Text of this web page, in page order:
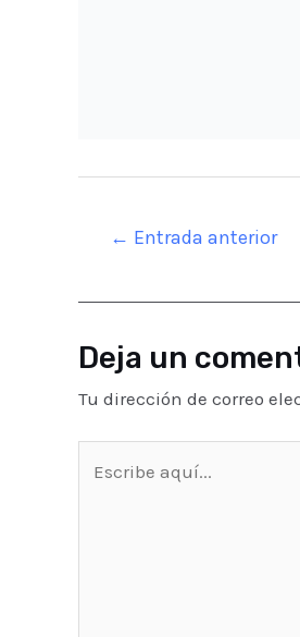
Navegación
← Entrada anterior
Deja un
Tu dirección de correo